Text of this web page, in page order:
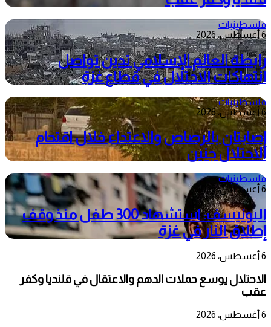
فلسطينيات
6 أغسطس، 2026
رابطة العالم الإسلامي تدين تواصل
انتهاكات الاحتلال في قطاع غزة
فلسطينيات
6 أغسطس، 2026
إصابتان بالرصاص والاعتداء خلال اقتحام
الاحتلال جنين
فلسطينيات
6 أغسطس، 2026
اليونيسف: استشهاد 300 طفل منذ وقف
إطلاق النار في غزة
6 أغسطس، 2026
الاحتلال يوسع حملات الدهم والاعتقال في قلنديا وكفر
عقب
6 أغسطس، 2026